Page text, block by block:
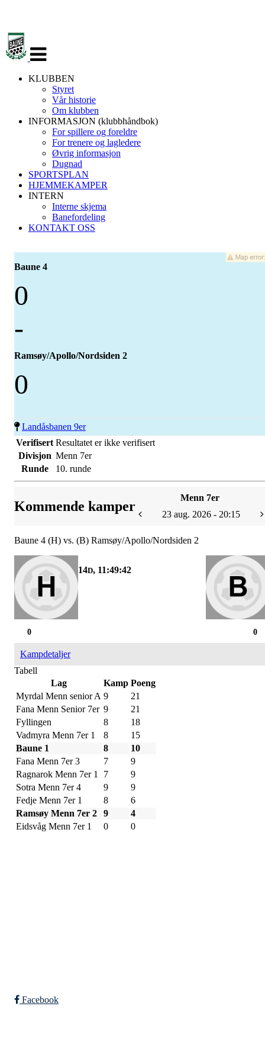
navigasjon
KLUBBEN
Styret
Vår historie
Om klubben
INFORMASJON (klubbhåndbok)
For spillere og foreldre
For trenere og lagledere
Øvrig informasjon
Dugnad
SPORTSPLAN
HJEMMEKAMPER
INTERN
Interne skjema
Banefordeling
KONTAKT OSS
Baune 4
0
-
Ramsøy/Apollo/Nordsiden 2
0
Landåsbanen 9er
Verifisert Resultatet er ikke verifisert
Divisjon Menn 7er
Runde
10. runde
Kommende kamper
Menn 7er
23 aug. 2026 - 20:15
Baune 4 (H) vs. (B) Ramsøy/Apollo/Nordsiden 2
14D, 11:49:42
0
0
Kampdetaljer
Tabell
Lag
Kamp Poeng
Myrdal Menn senior A 9
21
Fana Menn Senior 7er 9
21
Fyllingen
8
18
Vadmyra Menn 7er 1
8
15
Baune 1
8
10
Fana Menn 7er 3
7
9
Ragnarok Menn 7er 1
7
9
Sotra Menn 7er 4
9
9
Fedje Menn 7er 1
8
6
Ramsøy Menn 7er 2
9
4
Eidsvåg Menn 7er 1
0 0
Facebook